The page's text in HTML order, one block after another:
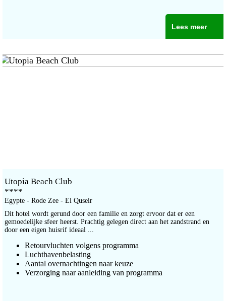
Lees meer
Utopia Beach Club
****
Egypte - Rode Zee - El Quseir
Dit hotel wordt gerund door een familie en zorgt ervoor dat er een
gemoedelijke sfeer heerst. Prachtig gelegen direct aan het zandstrand en
door een eigen huisrif ideaal ...
Retourvluchten volgens programma
Luchthavenbelasting
Aantal overnachtingen naar keuze
Verzorging naar aanleiding van programma